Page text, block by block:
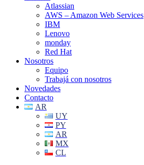
Atlassian
AWS – Amazon Web Services
IBM
Lenovo
monday
Red Hat
Nosotros
Equipo
Trabajá con nosotros
Novedades
Contacto
AR
UY
PY
AR
MX
CL